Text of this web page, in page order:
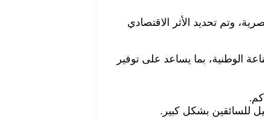
وتم تحديد الأثر الاقتصادي
ويدعم هذا التوجه الصناعة الوطنية، بما يساعد على توفير